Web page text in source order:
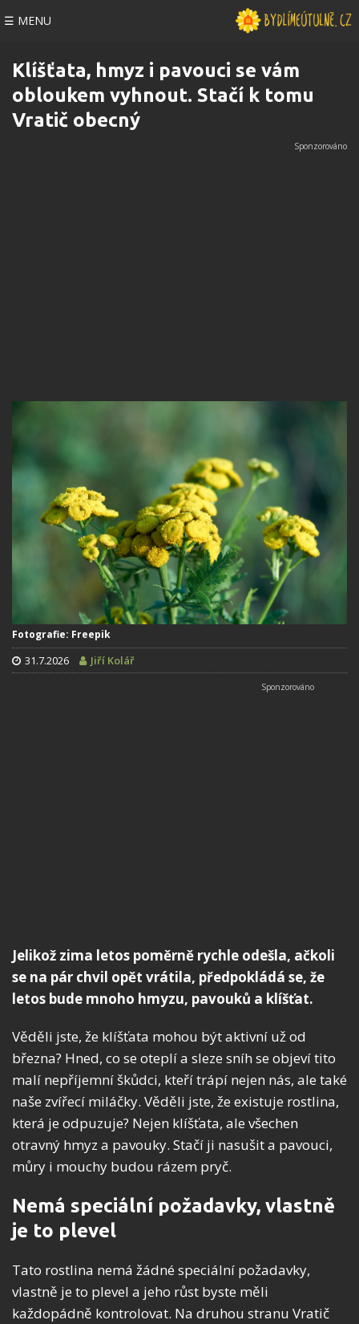
☰ MENU
Klíšťata, hmyz i pavouci se vám
obloukem vyhnout. Stačí k tomu
Vratič obecný
Fotografie: Freepik
31.7.2026 Jiří Kolář
Jelikož zima letos poměrně rychle odešla, ačkoli
se na pár chvil opět vrátila, předpokládá se, že
letos bude mnoho hmyzu, pavouků a klíšťat.
Věděli jste, že klíšťata mohou být aktivní už od
března? Hned, co se oteplí a sleze sníh se objeví tito
malí nepříjemní škůdci, kteří trápí nejen nás, ale také
naše zvířecí miláčky. Věděli jste, že existuje rostlina,
která je odpuzuje? Nejen klíšťata, ale všechen
otravný hmyz a pavouky. Stačí ji nasušit a pavouci,
můry i mouchy budou rázem pryč.
Nemá speciální požadavky, vlastně
je to plevel
Tato rostlina nemá žádné speciální požadavky,
vlastně je to plevel a jeho růst byste měli
každopádně kontrolovat. Na druhou stranu Vratič